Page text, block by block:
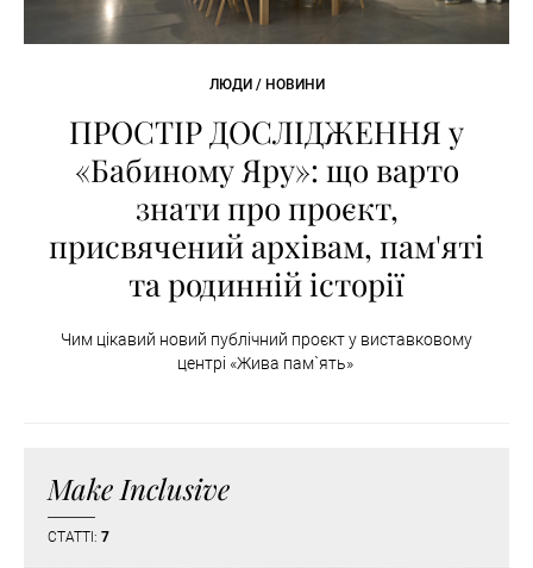
ЛЮДИ / НОВИНИ
ПРОСТІР ДОСЛІДЖЕННЯ у
«Бабиному Яру»: що варто
знати про проєкт,
присвячений архівам, пам'яті
та родинній історії
Чим цікавий новий публічний проєкт у виставковому
центрі «Жива пам`ять»
Make Inclusive
СТАТТІ: 7